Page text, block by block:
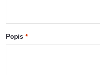
p
i
Popis *